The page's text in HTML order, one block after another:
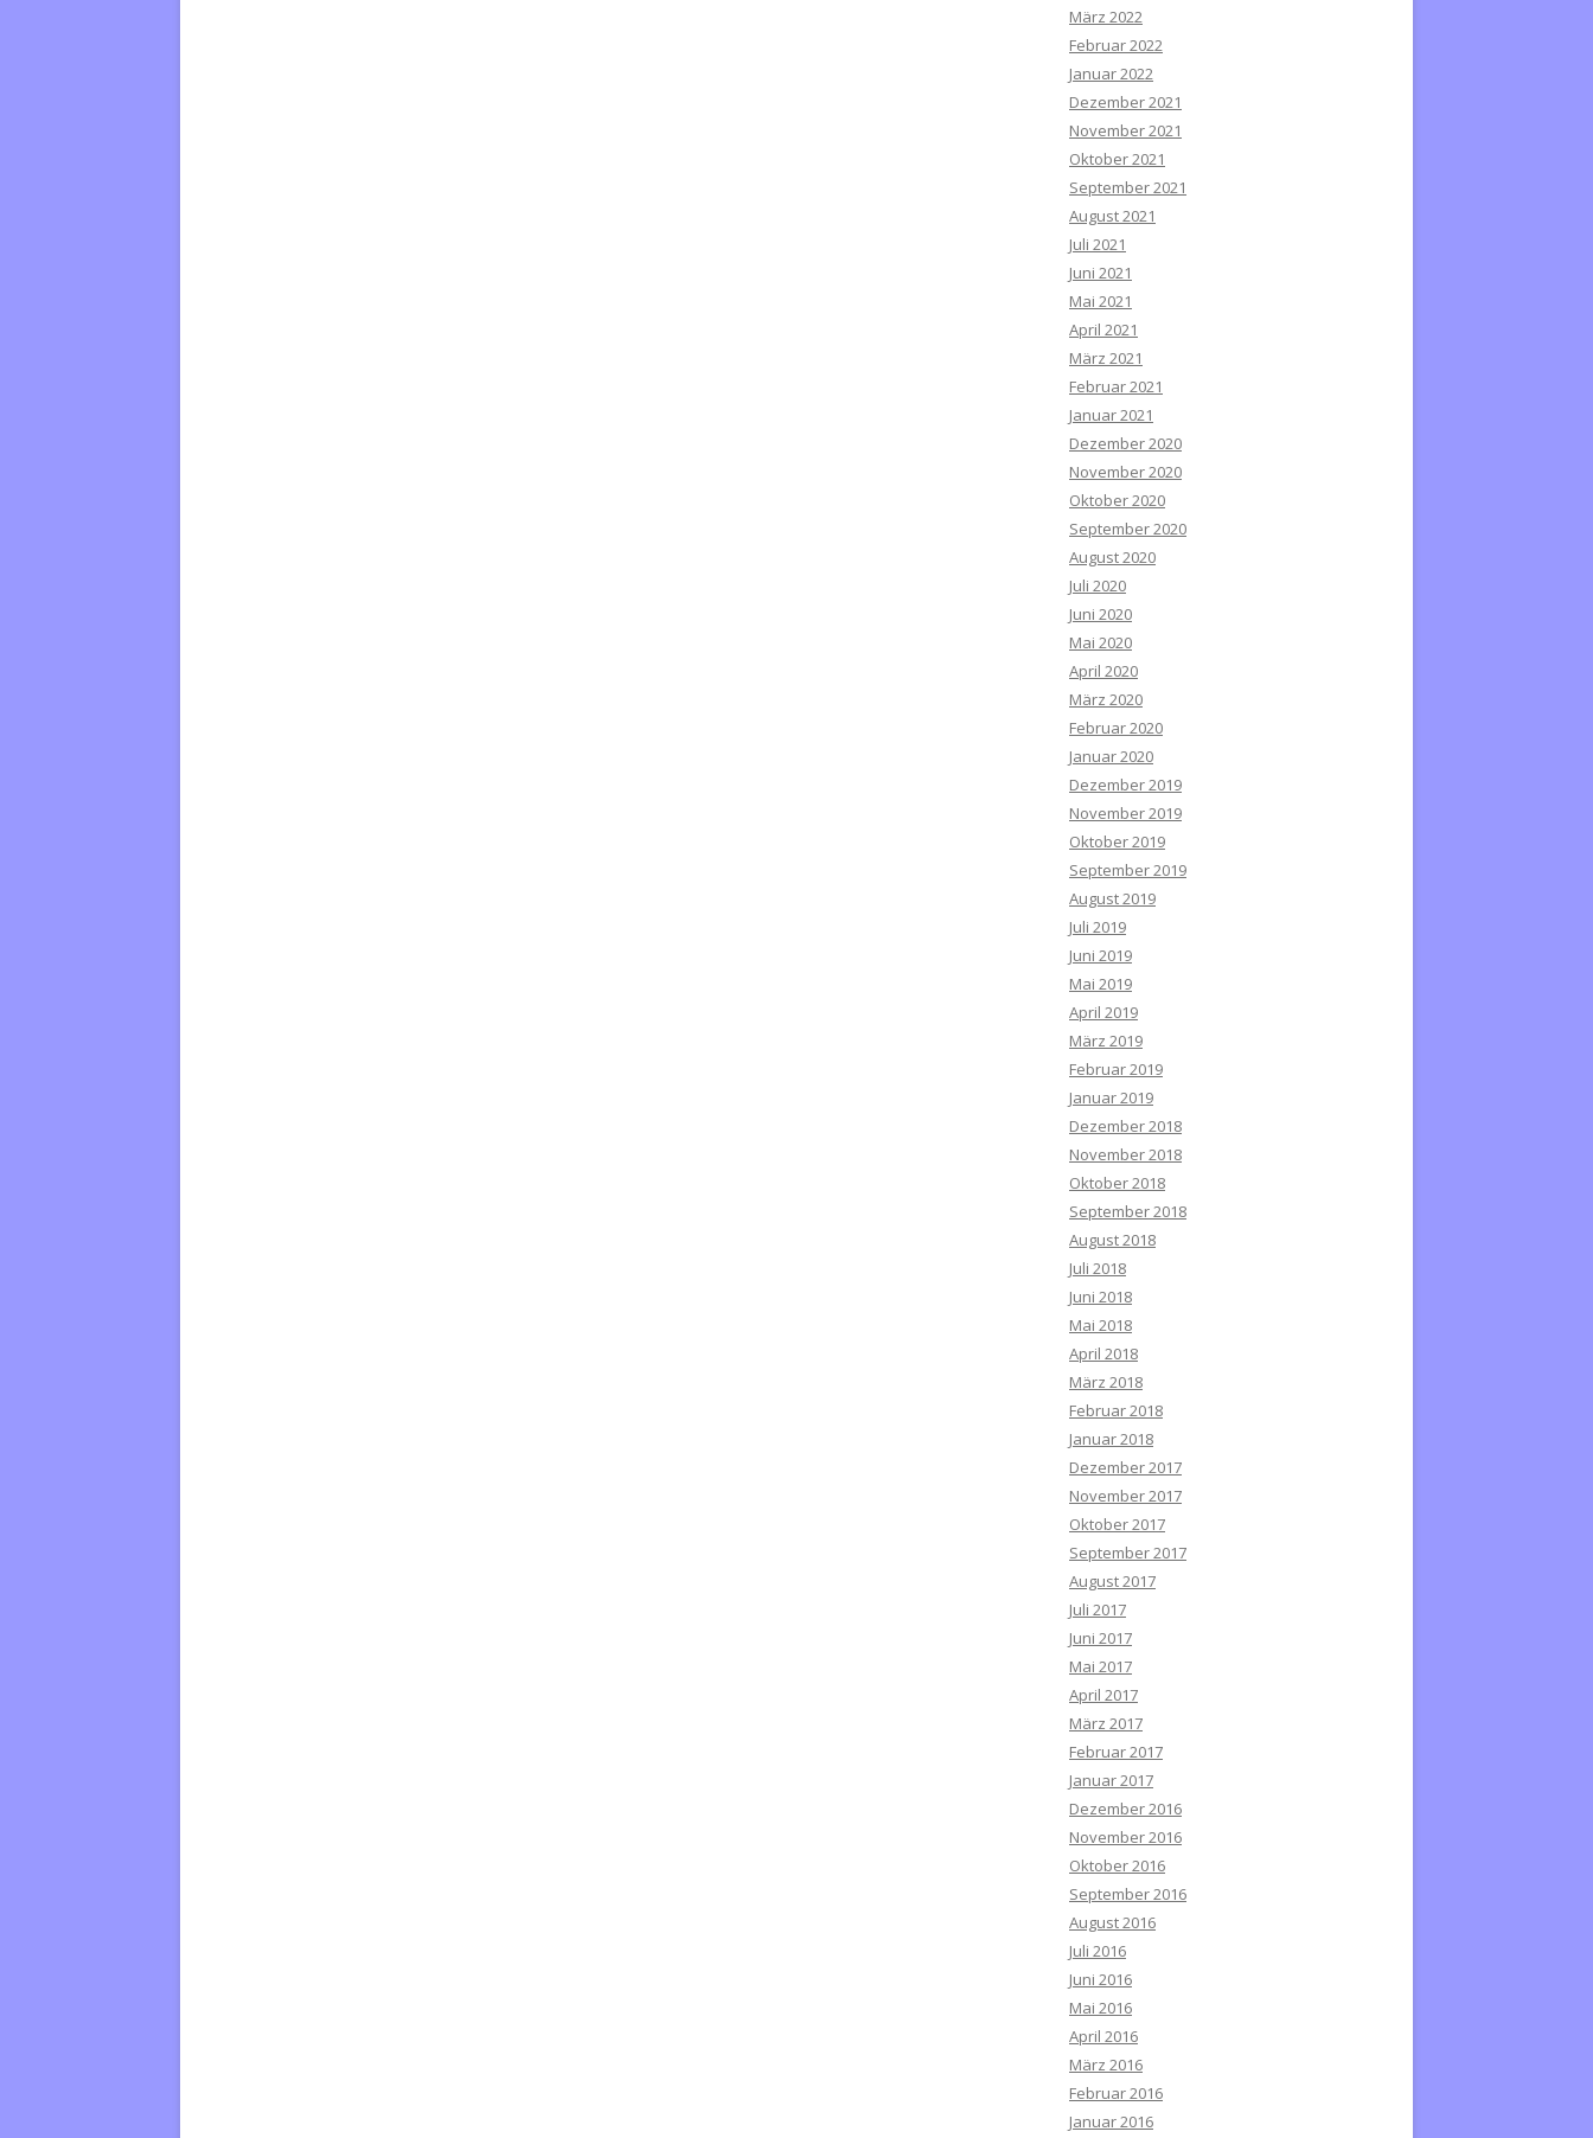
März 2022
Februar 2022
Januar 2022
Dezember 2021
November 2021
Oktober 2021
September 2021
August 2021
Juli 2021
Juni 2021
Mai 2021
April 2021
März 2021
Februar 2021
Januar 2021
Dezember 2020
November 2020
Oktober 2020
September 2020
August 2020
Juli 2020
Juni 2020
Mai 2020
April 2020
März 2020
Februar 2020
Januar 2020
Dezember 2019
November 2019
Oktober 2019
September 2019
August 2019
Juli 2019
Juni 2019
Mai 2019
April 2019
März 2019
Februar 2019
Januar 2019
Dezember 2018
November 2018
Oktober 2018
September 2018
August 2018
Juli 2018
Juni 2018
Mai 2018
April 2018
März 2018
Februar 2018
Januar 2018
Dezember 2017
November 2017
Oktober 2017
September 2017
August 2017
Juli 2017
Juni 2017
Mai 2017
April 2017
März 2017
Februar 2017
Januar 2017
Dezember 2016
November 2016
Oktober 2016
September 2016
August 2016
Juli 2016
Juni 2016
Mai 2016
April 2016
März 2016
Februar 2016
Januar 2016